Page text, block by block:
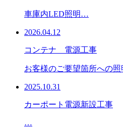
車庫内LED照明…
2026.04.12
コンテナ 電源工事
お客様のご要望箇所への
2025.10.31
カーポート電源新設工事
…